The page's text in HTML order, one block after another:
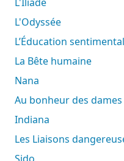
L'Odyssée
L’Éducation
La Bête humaine
Nana
Au bonheur des dames
Indiana
Les Liaisons